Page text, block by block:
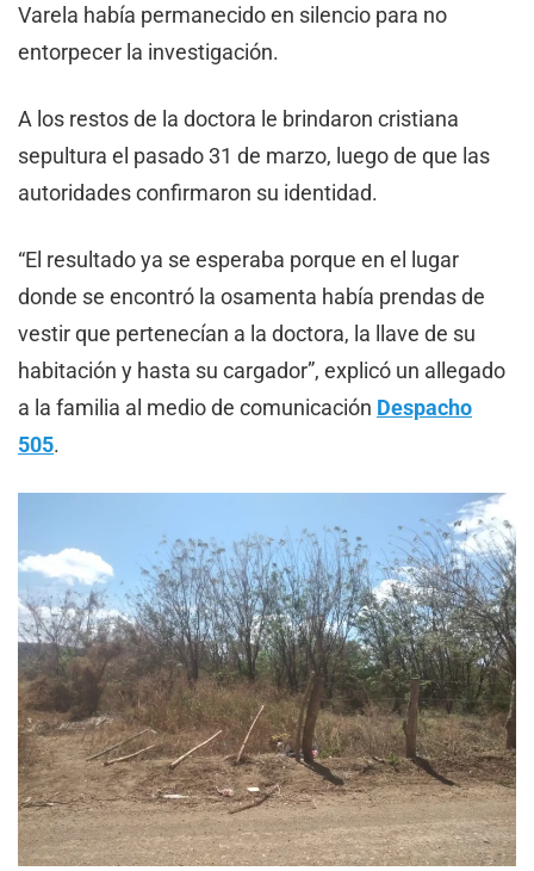
Varela había permanecido en silencio para no
entorpecer la investigación.
A los restos de la doctora le brindaron cristiana
sepultura el pasado 31 de marzo, luego de que las
autoridades confirmaron su identidad.
“El resultado ya se esperaba porque en el lugar
donde se encontró la osamenta había prendas de
vestir que pertenecían a la doctora, la llave de su
habitación y hasta su cargador”, explicó un allegado
a la familia al medio de comunicación Despacho
505.